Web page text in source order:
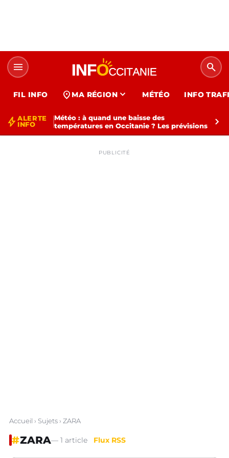
menu search
FIL INFO location_on MA RÉGION expand_more MÉTÉO INFO
bolt ALERTE
INFO
Météo : à quand une baisse des
températures en Occitanie ? Les prévisions
chevron_right
PUBLICITÉ
Accueil › Sujets› ZARA
#ZARA— 1 article Flux RSS